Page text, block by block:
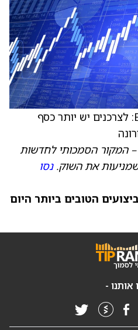
): לצרכנים יש יותר כסף
– המקור הסמכותי לחדשות
את השוק.נסו
הטובים ביותר היום
אותנו -